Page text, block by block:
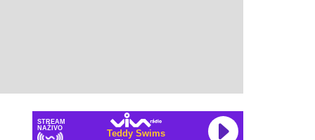
STREAM
NAŽIVO
Teddy Swims